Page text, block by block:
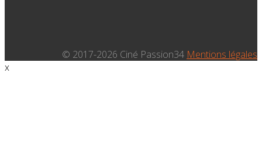
© 2017-2026 Ciné Passion34 Mentions légales
x